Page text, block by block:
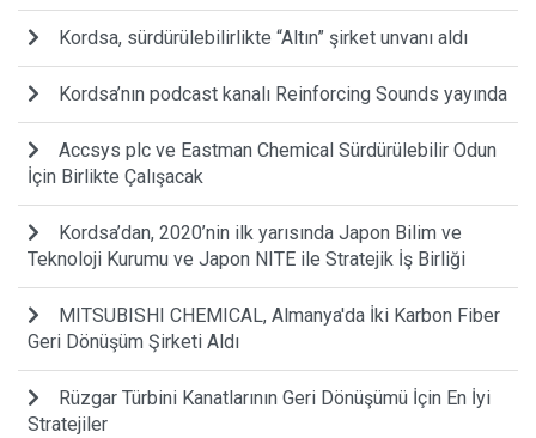
Kordsa, sürdürülebilirlikte “Altın” şirket unvanı aldı
Kordsa’nın podcast kanalı Reinforcing Sounds yayında
Accsys plc ve Eastman Chemical Sürdürülebilir Odun
İçin Birlikte Çalışacak
Kordsa’dan, 2020’nin ilk yarısında Japon Bilim ve
Teknoloji Kurumu ve Japon NITE ile Stratejik İş Birliği
MITSUBISHI CHEMICAL, Almanya'da İki Karbon Fiber
Geri Dönüşüm Şirketi Aldı
Rüzgar Türbini Kanatlarının Geri Dönüşümü İçin En İyi
Stratejiler